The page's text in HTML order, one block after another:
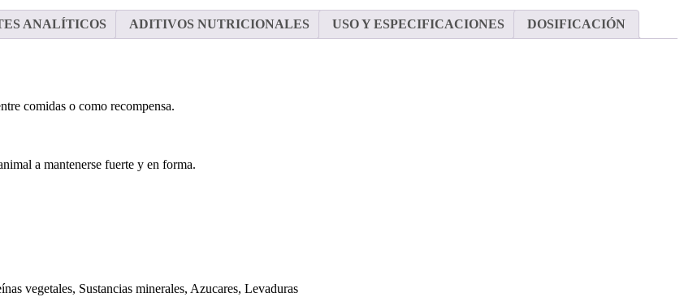
ANALÍTICOS ADITIVOS NUTRICIONALES USO Y ESPECIFICACIONES DOSIFICACIÓN
comidas o como recompensa.
a mantenerse fuerte y en forma.
vegetales, Sustancias minerales, Azucares, Levaduras